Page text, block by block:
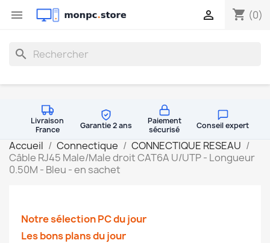
 shopping_cart (0)

search
Livraison
France
Garantie 2 ans
Paiement
sécurisé
Conseil expert
Accueil Connectique
CONNECTIQUE RESEAU
Câble RJ45 Male/Male droit CAT6A U/UTP - Longueur
0.50M - Bleu - en sachet
Notre sélection PC du jour
Les bons plans du jour